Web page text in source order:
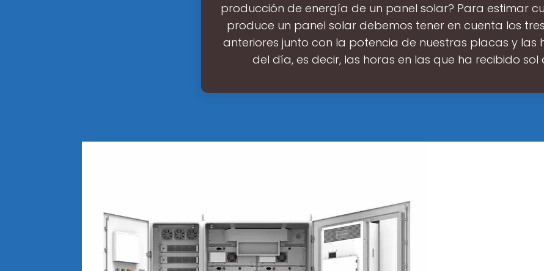
producción de energía de un panel solar? Para estimar
produce un panel solar debemos tener en cuenta los
anteriores junto con la potencia de nuestras placas y las
del día, es decir, las horas en las que ha recibido sol